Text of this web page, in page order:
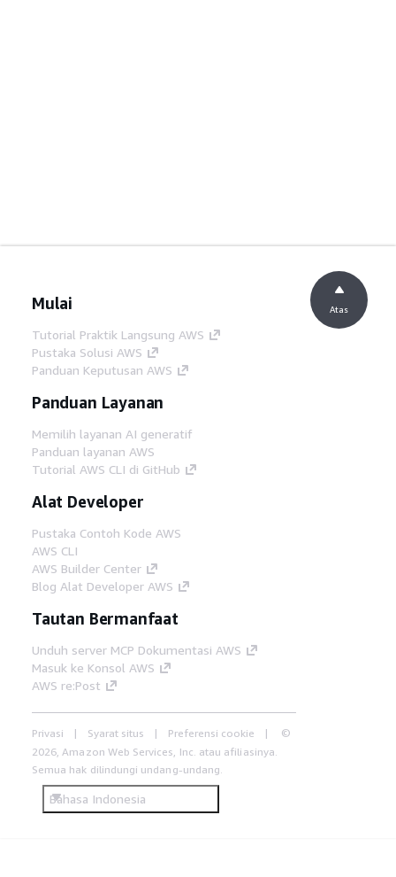
Mulai
Tutorial Praktik Langsung AWS
Pustaka Solusi AWS
Panduan Keputusan AWS
Panduan Layanan
Memilih layanan AI generatif
Panduan layanan AWS
Tutorial AWS CLI di GitHub
Alat Developer
Pustaka Contoh Kode AWS
AWS CLI
AWS Builder Center
Blog Alat Developer AWS
Tautan Bermanfaat
Unduh server MCP Dokumentasi AWS
Masuk ke Konsol AWS
AWS re:Post
Privasi Syarat situs Preferensi cookie
©
2026, Amazon Web Services, Inc. atau afiliasinya.
Semua hak dilindungi undang-undang.
Bahasa Indonesia
Atas